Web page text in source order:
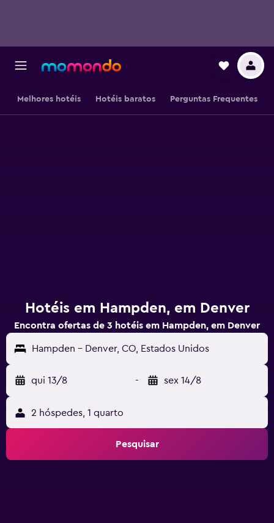
Melhores hotéis Hotéis baratos Perguntas Frequentes
Hotéis em Hampden, em Denver
Encontra ofertas de 3 hotéis em Hampden, em Denver
Hampden - Denver, CO, Estados Unidos
qui 13/8 - sex 14/8
2 hóspedes, 1 quarto
Pesquisar